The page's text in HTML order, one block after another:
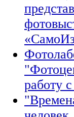
работу